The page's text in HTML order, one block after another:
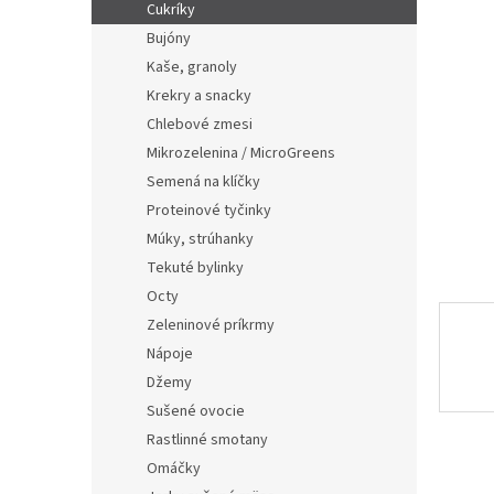
Cukríky
Bujóny
Kaše, granoly
Krekry a snacky
Chlebové zmesi
Mikrozelenina / MicroGreens
Semená na klíčky
Proteinové tyčinky
Múky, strúhanky
Tekuté bylinky
Octy
Zeleninové príkrmy
Nápoje
Džemy
Sušené ovocie
Rastlinné smotany
Omáčky